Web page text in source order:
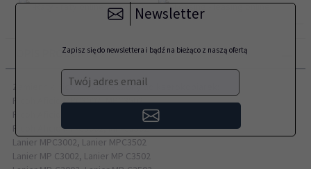
OPIS PRODUKTU
Zamiennik Ricoh przeznaczony do kserokopiarek:
Ricoh Aficio MPC3002, MPC3502
Ricoh Aficio MP C3002, MP C3502
Ricoh Aficio MP-C3002, MP-C3502
Lanier MPC3002, Lanier MPC3502
Lanier MP C3002, Lanier MP C3502
Newsletter
Zapisz się do newslettera i bądź na bieżąco z naszą ofertą
Twój adres email